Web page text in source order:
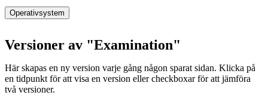
Operativsystem
Versioner av "Examination"
Här skapas en ny version varje gång någon sparat sidan. Klicka på
en tidpunkt för att visa en version eller checkboxar för att jämföra
två versioner.